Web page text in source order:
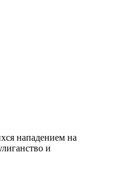
нападением на
и